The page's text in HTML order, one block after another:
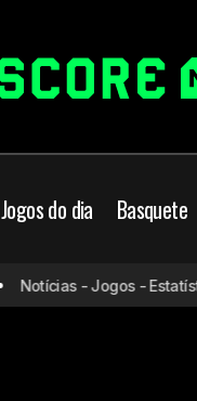
Jogos do dia Basquete
Notícias - Jogos -